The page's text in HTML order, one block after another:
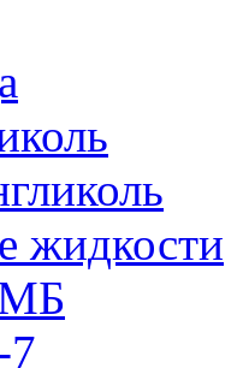
жидкости